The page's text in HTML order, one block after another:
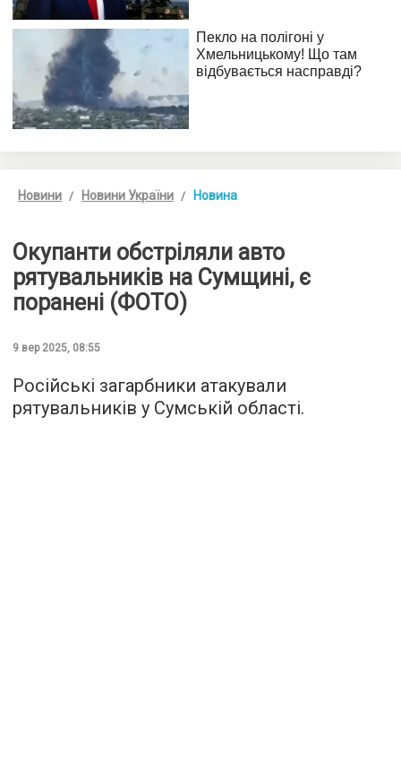
Новини Новини України Новина
Окупанти обстріляли авто
рятувальників на Сумщині, є
поранені (ФОТО)
9 вер 2025, 08:55
Російські загарбники атакували
рятувальників у Сумській області.